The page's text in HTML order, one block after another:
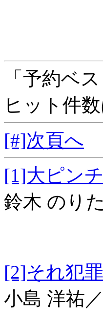
「予約ベ
ヒット件
[#]次頁へ
[1]大ピ
鈴木 のり
[2]それ
小島 洋祐